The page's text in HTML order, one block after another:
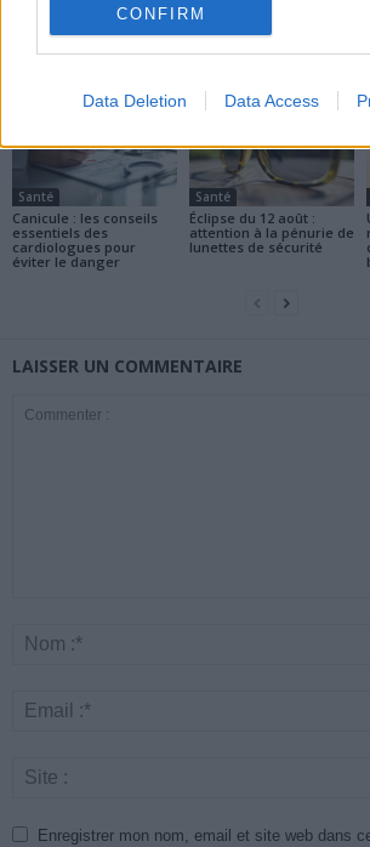
CONFIRM
Data Deletion Data Access
Santé
Canicule : les conseils
essentiels des
cardiologues pour
éviter le danger
Santé
Éclipse du 12 août :
attention à la pénurie de
lunettes de sécurité
LAISSER UN COMMENTAIRE
Enregistrer mon nom, email et site web dans